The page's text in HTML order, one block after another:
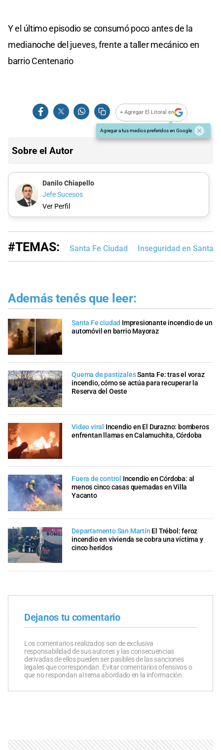
Y el último episodio se consumó poco antes de la
medianoche del jueves, frente a taller mecánico en
barrio Centenario
+ Agregar El Litoral en
Agregar a tus medios preferidos en Google
Sobre el Autor
Danilo Chiapello
Jefe Sucesos
Ver Perfil
#TEMAS: Santa Fe Ciudad Inseguridad en Santa
Además tenés que leer:
Santa Fe ciudad Impresionante incendio de un
automóvil en barrio Mayoraz
Quema de pastizalesSanta Fe: tras el voraz
incendio, cómo se actúa para recuperar la
Reserva del Oeste
Video viral Incendio en El Durazno: bomberos
enfrentan llamas en Calamuchita, Córdoba
Fuera de control Incendio en Córdoba: al
menos cinco casas quemadas en Villa
Yacanto
Departamento San Martín El Trébol: feroz
incendio en vivienda se cobra una víctima y
cinco heridos
Dejanos tu comentario
Los comentarios realizados son de exclusiva
responsabilidad de sus autores y las consecuencias
derivadas de ellos pueden ser pasibles de las sanciones
legales que correspondan. Evitar comentarios ofensivos o
que no respondan al tema abordado en la información.